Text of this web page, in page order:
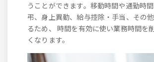
うことができます。移動時間や通勤時
弔、身上異動、給与控除・手当、その
るため、 時間を有効に使い業務時間を
くなります。